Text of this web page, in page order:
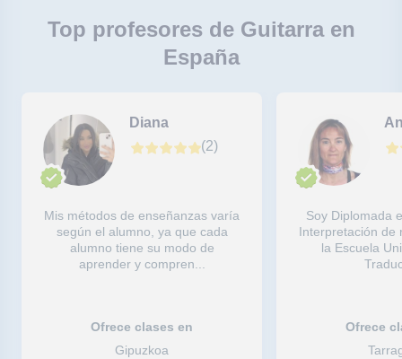
Top profesores de Guitarra en
España
Diana
(2)
Mis métodos de enseñanzas varía
según el alumno, ya que cada
alumno tiene su modo de
aprender y compren...
Ofrece clases en
Gipuzkoa
Soy Diplomada
Interpretación de
la Escuela
Ofrece